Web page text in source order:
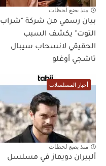
منذ بضع لحظات
بيان رسمي من شركة "شراب
التوت" يكشف السبب
الحقيقي لانسحاب سيبال
تاشجي أوغلو
أخبار المسلسلات
منذ بضع لحظات
ألبيران دويماز في مسلسل